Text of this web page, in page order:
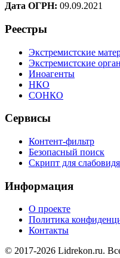
Дата ОГРН: 09.09.2021
Реестры
Экстремистские
Экстремистские
Иноагенты
НКО
СОНКО
Сервисы
Контент-фильтр
Безопасный поиск
Скрипт для
Информация
О проекте
Политика
Контакты
© 2017-2026 Lidrekon.ru.